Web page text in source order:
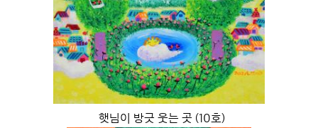
햇님이 방긋 웃는 곳 (10호)